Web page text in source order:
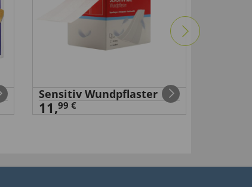
Sensitiv Wundpflaster
11,99 €